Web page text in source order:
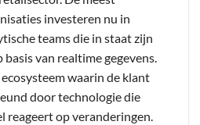
investeren nu in
teams die in staat zijn
van realtime gegevens.
waarin de klant
door technologie die
reageert op veranderingen.